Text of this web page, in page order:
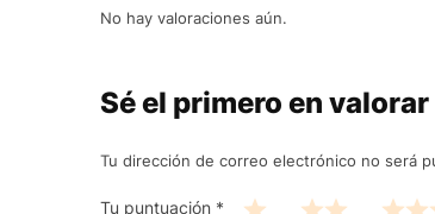
No hay valoraciones aún.
Sé el primero en
Tu dirección de correo electrónico no será
Tu puntuación *